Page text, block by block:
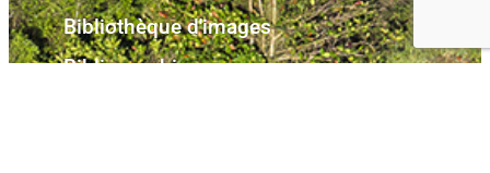
Bibliothèque d'images
Bibliographie